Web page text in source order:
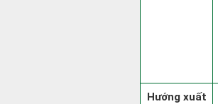
Hướng xuất